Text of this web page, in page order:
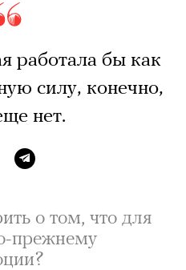
работала бы как
силу, конечно,
нет.
о том, что для
прежнему